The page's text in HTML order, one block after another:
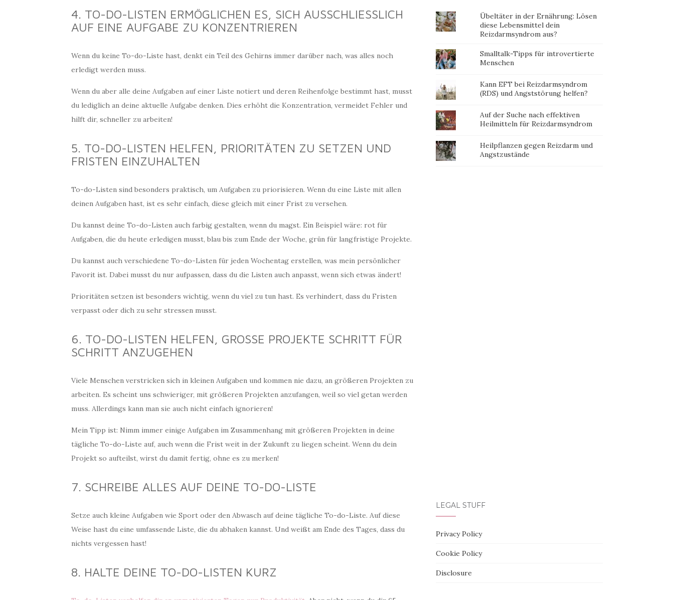
4. TO-DO-LISTEN ERMÖGLICHEN ES, SICH AUSSCHLIESSLICH A
UF EINE AUFGABE ZU KONZENTRIEREN
Wenn du keine To-do-Liste hast, denkt ein Teil des Gehirns immer darüber nach, was alles noch
erledigt werden muss.
Wenn du aber alle deine Aufgaben auf einer Liste notiert und deren Reihenfolge bestimmt hast, musst
du lediglich an deine aktuelle Aufgabe denken. Dies erhöht die Konzentration, vermeidet Fehler und
hilft dir, schneller zu arbeiten!
5. TO-DO-LISTEN HELFEN, PRIORITÄTEN ZU SETZEN UND
FRISTEN EINZUHALTEN
To-do-Listen sind besonders praktisch, um Aufgaben zu priorisieren. Wenn du eine Liste mit allen
deinen Aufgaben hast, ist es sehr einfach, diese gleich mit einer Frist zu versehen.
Du kannst deine To-do-Listen auch farbig gestalten, wenn du magst. Ein Beispiel wäre: rot für
Aufgaben, die du heute erledigen musst, blau bis zum Ende der Woche, grün für langfristige Projekte.
Du kannst auch verschiedene To-do-Listen für jeden Wochentag erstellen, was mein persönlicher
Favorit ist. Dabei musst du nur aufpassen, dass du die Listen auch anpasst, wenn sich etwas ändert!
Prioritäten setzen ist besonders wichtig, wenn du viel zu tun hast. Es verhindert, dass du Fristen
verpasst oder dich zu sehr stressen musst.
6. TO-DO-LISTEN HELFEN, GROSSE PROJEKTE SCHRITT FÜR S
CHRITT ANZUGEHEN
Viele Menschen verstricken sich in kleinen Aufgaben und kommen nie dazu, an größeren Projekten zu
arbeiten. Es scheint uns schwieriger, mit größeren Projekten anzufangen, weil so viel getan werden
muss. Allerdings kann man sie auch nicht einfach ignorieren!
Mein Tipp ist: Nimm immer einige Aufgaben im Zusammenhang mit größeren Projekten in deine
tägliche To-do-Liste auf, auch wenn die Frist weit in der Zukunft zu liegen scheint. Wenn du dein
Projekt so aufteilst, wirst du damit fertig, ohne es zu merken!
7. SCHREIBE ALLES AUF DEINE TO-DO-LISTE
Setze auch kleine Aufgaben wie Sport oder den Abwasch auf deine tägliche To-do-Liste. Auf diese
Weise hast du eine umfassende Liste, die du abhaken kannst. Und weißt am Ende des Tages, dass du
nichts vergessen hast!
8. HALTE DEINE TO-DO-LISTEN KURZ
Übeltäter in der Ernährung: Lösen
diese Lebensmittel dein
Reizdarmsyndrom aus?
Smalltalk-Tipps für introvertierte
Menschen
Kann EFT bei Reizdarmsyndrom
(RDS) und Angststörung helfen?
Auf der Suche nach effektiven
Heilmitteln für Reizdarmsyndrom
Heilpflanzen gegen Reizdarm und
Angstzustände
LEGAL STUFF
Privacy Policy
Cookie Policy
Disclosure